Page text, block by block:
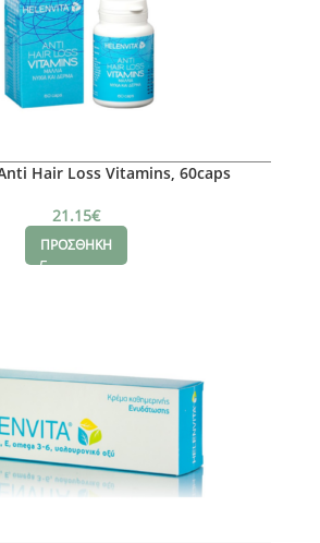
Hair Loss Vitamins, 60caps
21.15€
ΠΡΟΣΘΗΚΗ